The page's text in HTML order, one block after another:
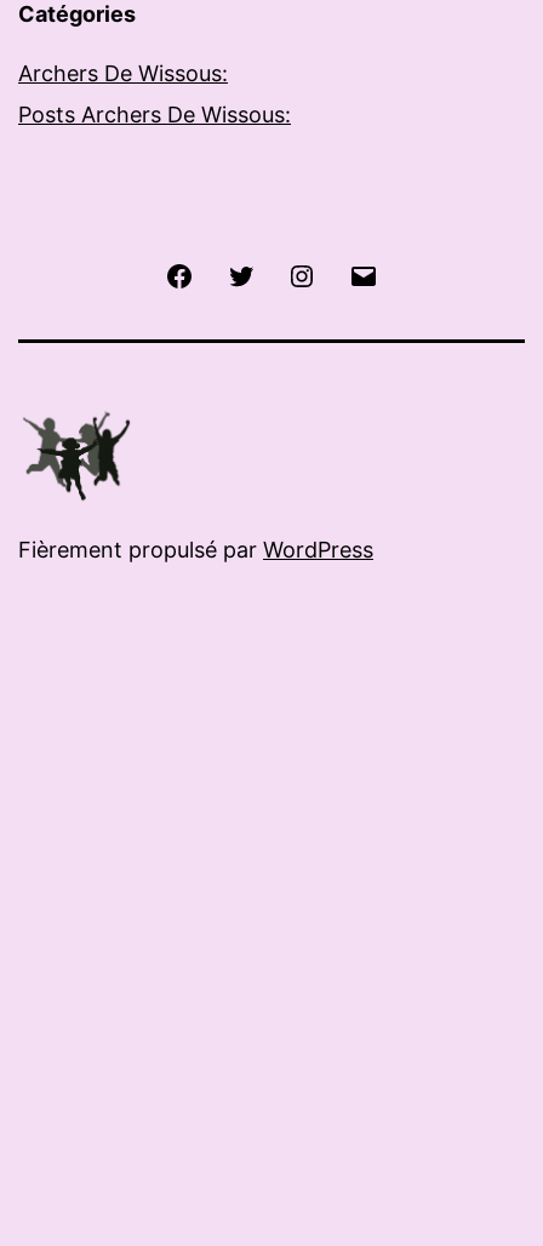
Catégories
Archers De Wissous:
Posts Archers De Wissous:
FacebookTwitter Instagram
Fièrement propulsé par WordPress